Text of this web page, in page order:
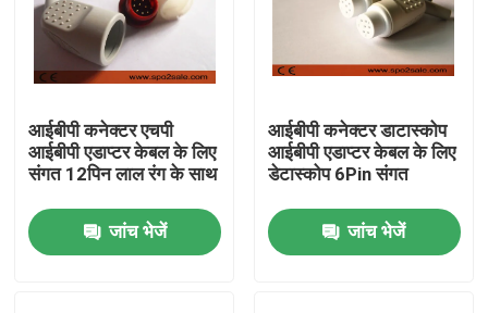
आईबीपी कनेक्टर एचपी
आईबीपी एडाप्टर केबल के लिए
संगत 12पिन लाल रंग के साथ
जांच भेजें
आईबीपी कनेक्टर डाटास्कोप
आईबीपी एडाप्टर केबल के लिए
डेटास्कोप 6Pin संगत
जांच भेजें